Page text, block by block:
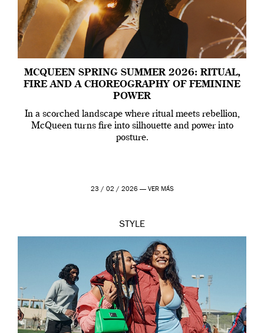
MCQUEEN SPRING SUMMER 2026: RITUAL,
FIRE AND A CHOREOGRAPHY OF FEMININE
POWER
In a scorched landscape where ritual meets rebellion,
McQueen turns fire into silhouette and power into
posture.
23 / 02 / 2026 — VER MÁS
STYLE